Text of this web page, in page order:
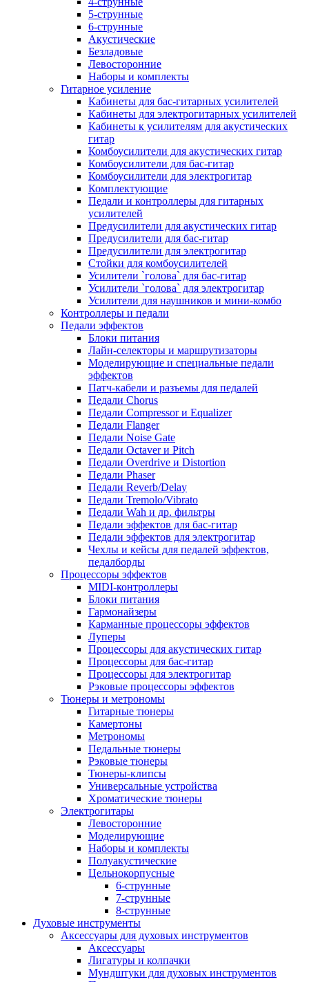
5-струнные
6-струнные
Акустические
Безладовые
Левосторонние
Наборы и комплекты
Гитарное усиление
Кабинеты для бас-гитарных усилителей
Кабинеты для электрогитарных усилителей
Кабинеты к усилителям для акустических
гитар
Комбоусилители для акустических гитар
Комбоусилители для бас-гитар
Комбоусилители для электрогитар
Комплектующие
Педали и контроллеры для гитарных
усилителей
Предусилители для акустических гитар
Предусилители для бас-гитар
Предусилители для электрогитар
Стойки для комбоусилителей
Усилители `голова` для бас-гитар
Усилители `голова` для электрогитар
Усилители для наушников и мини-комбо
Контроллеры и педали
Педали эффектов
Блоки питания
Лайн-селекторы и маршрутизаторы
Моделирующие и специальные педали
эффектов
Патч-кабели и разъемы для педалей
Педали Chorus
Педали Compressor и Equalizer
Педали Flanger
Педали Noise Gate
Педали Octaver и Pitch
Педали Overdrive и Distortion
Педали Phaser
Педали Reverb/Delay
Педали Tremolo/Vibrato
Педали Wah и др. фильтры
Педали эффектов для бас-гитар
Педали эффектов для электрогитар
Чехлы и кейсы для педалей эффектов,
педалборды
Процессоры эффектов
MIDI-контроллеры
Блоки питания
Гармонайзеры
Карманные процессоры эффектов
Луперы
Процессоры для акустических гитар
Процессоры для бас-гитар
Процессоры для электрогитар
Рэковые процессоры эффектов
Тюнеры и метрономы
Гитарные тюнеры
Камертоны
Метрономы
Педальные тюнеры
Рэковые тюнеры
Тюнеры-клипсы
Универсальные устройства
Хроматические тюнеры
Электрогитары
Левосторонние
Моделирующие
Наборы и комплекты
Полуакустические
Цельнокорпусные
6-струнные
7-струнные
8-струнные
Духовые инструменты
Аксессуары для духовых инструментов
Аксессуары
Лигатуры и колпачки
Мундштуки для духовых инструментов